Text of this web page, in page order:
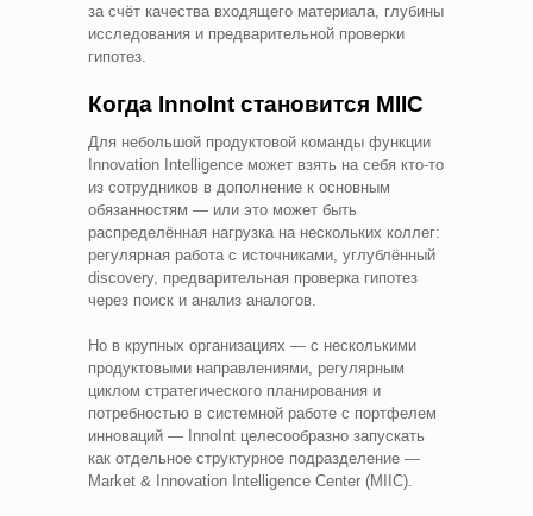
за счёт качества входящего материала, глубины
исследования и предварительной проверки
гипотез.
Когда InnoInt становится MIIC
Для небольшой продуктовой команды функции
Innovation Intelligence может взять на себя кто-то
из сотрудников в дополнение к основным
обязанностям — или это может быть
распределённая нагрузка на нескольких коллег:
регулярная работа с источниками, углублённый
discovery, предварительная проверка гипотез
через поиск и анализ аналогов.
Но в крупных организациях — с несколькими
продуктовыми направлениями, регулярным
циклом стратегического планирования и
потребностью в системной работе с портфелем
инноваций — InnoInt целесообразно запускать
как отдельное структурное подразделение —
Market & Innovation Intelligence Center (MIIC).